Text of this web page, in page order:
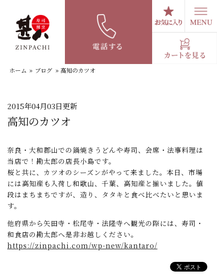
スタッフブログ
ホーム » ブログ » 高知のカツオ
2015年04月03日更新
高知のカツオ
奈良・大和郡山での鍋焼きうどんや寿司、会席・法事料理は
当店で！勘太郎の店長小島です。
桜と共に、カツオのシーズンがやって来ました。本日、市場
には高知産も入荷し和歌山、千葉、高知産と揃いました。値
段はまちまちですが、造り、タタキと食べ比べたいと思いま
す。
他府県から矢田寺・松尾寺・法隆寺へ観光の際には、寿司・
和食店の勘太郎へ是非お越しください。
https://zinpachi.com/wp-new/kantaro/